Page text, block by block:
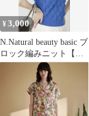
¥3,000
N.Natural beauty basic ブ
ロック編みニット【タ
グ付き新品】